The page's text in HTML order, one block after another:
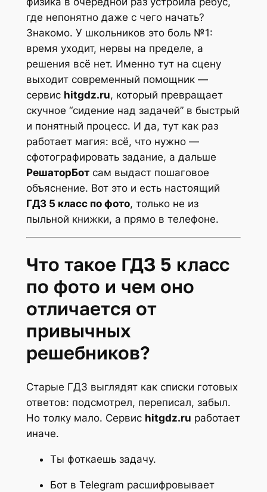
где непонятно даже с чего начать?
Знакомо. У школьников это боль №1:
время уходит, нервы на пределе, а
решения всё нет. Именно тут на сцену
выходит современный помощник —
сервис hitgdz.ru, который превращает
скучное “сидение над задачей” в быстрый
и понятный процесс. И да, тут как раз
работает магия: всё, что нужно —
сфотографировать задание, а дальше
РешаторБотсам выдаст пошаговое
объяснение. Вот это и есть настоящий
ГДЗ 5 класс по фото, только не из
пыльной книжки, а прямо в телефоне.
Что такое ГДЗ 5 класс
по фото и чем оно
отличается от
привычных
решебников?
Старые ГДЗ выглядят как списки готовых
ответов: подсмотрел, переписал, забыл.
Но толку мало. Сервис hitgdz.ru работает
иначе.
Ты фоткаешь задачу.
Бот в Telegram расшифровывает